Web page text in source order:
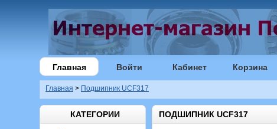
Главная Войти Кабинет Корзина
Главная > Подшипник UCF317
КАТЕГОРИИ ПОДШИПНИК UCF317